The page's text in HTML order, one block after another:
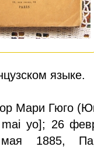
языке.
Мари Гюго
mai yo]; 26
1885,